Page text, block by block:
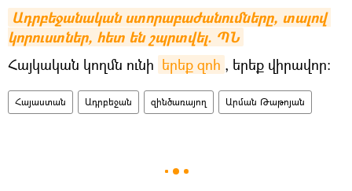
Ադրբեջանական ստորաբաժանումները, տալով
կորուստներ, հետ են շպրտվել. ՊՆ
Հայկական կողմն ունի երեք զոհ , երեք վիրավոր։
Հայաստան Ադրբեջան զինծառայող Արման Թաթոյան